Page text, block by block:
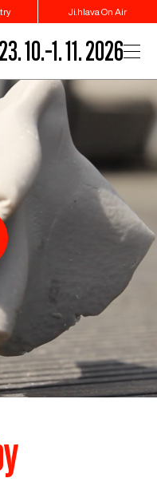
Ji.hlava On Air
23. 10.–1. 11. 2026